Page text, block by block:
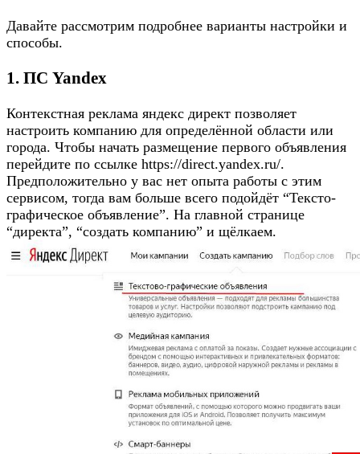
Давайте рассмотрим подробнее варианты настройки и
способы.
1. ПС Yandex
Контекстная реклама яндекс директ позволяет
настроить компанию для определённой области или
города. Чтобы начать размещение первого объявления
перейдите по ссылке https://direct.yandex.ru/.
Предположительно у вас нет опыта работы с этим
сервисом, тогда вам больше всего подойдёт “Тексто-
графическое объявление”. На главной странице
“директа”, “создать компанию” и щёлкаем.